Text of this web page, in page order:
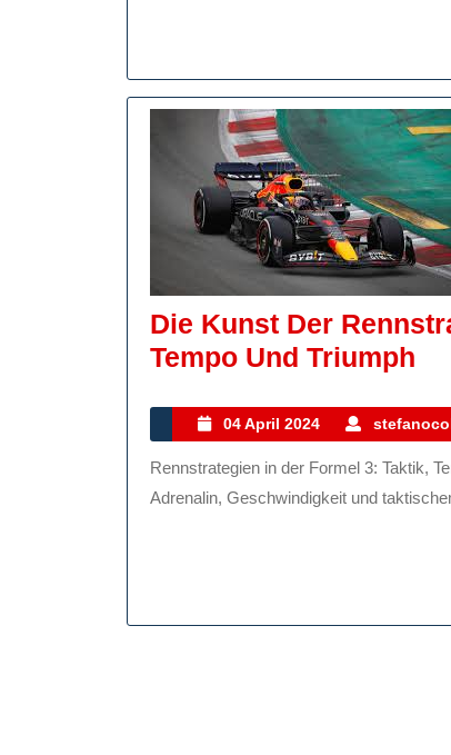
Der
Die Kunst Der
Tempo Und Triumph
In
04 April 2024
04
April
2024
Rennstrategien in der Formel 3: Taktik, Tempo und Triumph Die Welt des Motorsports ist geprägt von
Adrenalin, Geschwindigkeit und